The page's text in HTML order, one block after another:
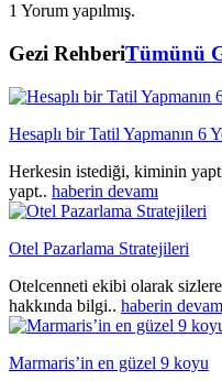
1 Yorum yapılmış.
Gezi RehberiTümünü
Hesaplı bir Tatil Yapmanın 6
Herkesin istediği, kiminin
yapt.. haberin devamı
Otel Pazarlama Stratejileri
Otelcenneti ekibi olarak
hakkında bilgi.. haberin
Marmaris’in en güzel 9 koyu